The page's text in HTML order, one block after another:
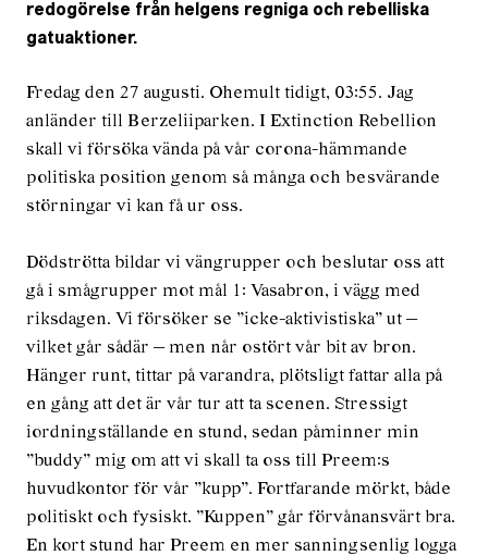
redogörelse från helgens regniga och rebelliska
gatuaktioner.
Fredag den 27 augusti. Ohemult tidigt, 03:55. Jag
anländer till Berzeliiparken. I Extinction Rebellion
skall vi försöka vända på vår corona-hämmande
politiska position genom så många och besvärande
störningar vi kan få ur oss.
Dödströtta bildar vi vängrupper och beslutar oss att
gå i smågrupper mot mål 1: Vasabron, i vägg med
riksdagen. Vi försöker se ”icke-aktivistiska” ut —
vilket går sådär — men når ostört vår bit av bron.
Hänger runt, tittar på varandra, plötsligt fattar alla på
en gång att det är vår tur att ta scenen. Stressigt
iordningställande en stund, sedan påminner min
”buddy” mig om att vi skall ta oss till Preem:s
huvudkontor för vår ”kupp”. Fortfarande mörkt, både
politiskt och fysiskt. ”Kuppen” går förvånansvärt bra.
En kort stund har Preem en mer sanningsenlig logga